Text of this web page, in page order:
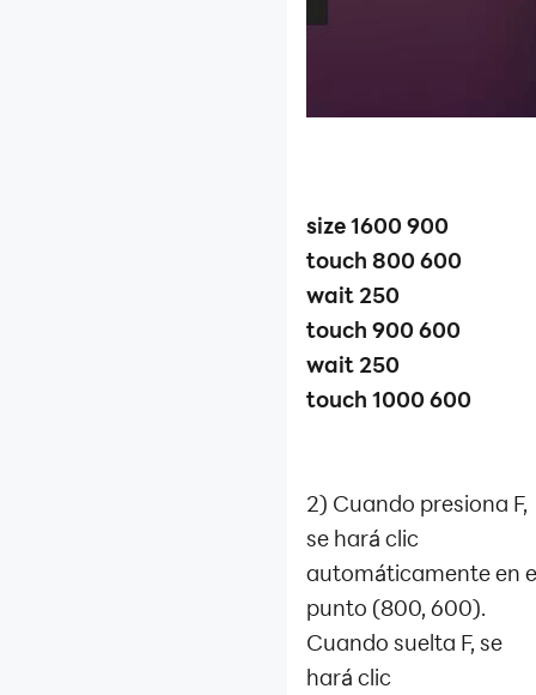
size 1600 900
touch 800 600
wait 250
touch 900 600
wait 250
touch 1000 600
2) Cuando presiona F,
se hará clic
automáticamente en
punto (800, 600).
Cuando suelta F, se
hará clic